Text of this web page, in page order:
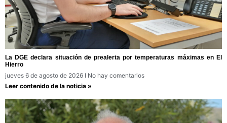
La DGE declara situación de prealerta por temperaturas máximas en El
Hierro
jueves 6 de agosto de 2026
No hay comentarios
Leer contenido de la noticia »